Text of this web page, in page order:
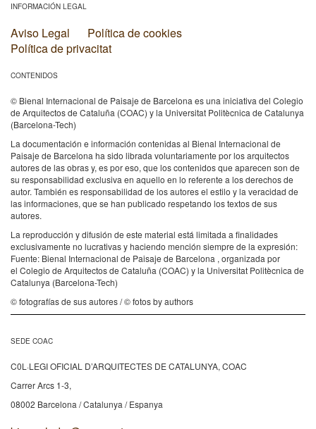
INFORMACIÓN LEGAL
Aviso Legal
Política de cookies
Política de privacitat
CONTENIDOS
© Bienal Internacional de Paisaje de Barcelona es una iniciativa del Colegio
de Arquitectos de Cataluña (COAC) y la Universitat Politècnica de Catalunya
(Barcelona-Tech)
La documentación e información contenidas al Bienal Internacional de
Paisaje de Barcelona ha sido librada voluntariamente por los arquitectos
autores de las obras y, es por eso, que los contenidos que aparecen son de
su responsabilidad exclusiva en aquello en lo referente a los derechos de
autor. También es responsabilidad de los autores el estilo y la veracidad de
las informaciones, que se han publicado respetando los textos de sus
autores.
La reproducción y difusión de este material está limitada a finalidades
exclusivamente no lucrativas y haciendo mención siempre de la expresión:
Fuente: Bienal Internacional de Paisaje de Barcelona , organizada por
el Colegio de Arquitectos de Cataluña (COAC) y la Universitat Politècnica de
Catalunya (Barcelona-Tech)
© fotografías de sus autores / © fotos by authors
SEDE COAC
C0L·LEGI OFICIAL D’ARQUITECTES DE CATALUNYA, COAC
Carrer Arcs 1-3,
08002 Barcelona / Catalunya / Espanya